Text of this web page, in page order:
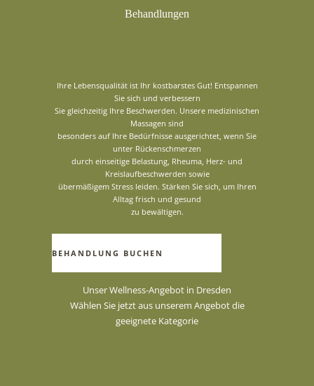
Behandlungen
Ihre Lebensqualität ist Ihr kostbarstes Gut! Entspannen
Sie sich und verbessern
Sie gleichzeitig Ihre Beschwerden. Unsere medizinischen
Massagen sind
besonders auf Ihre Bedürfnisse ausgerichtet, wenn Sie
unter Rückenschmerzen
durch einseitige Belastung, Rheuma, Herz- und
Kreislaufbeschwerden sowie
übermäßigem Stress leiden. Stärken Sie sich, um Ihren
Alltag frisch und gesund
zu bewältigen.
BEHANDLUNG BUCHEN
Unser Wellness-Angebot in Dresden
Wählen Sie jetzt aus unserem Angebot die
geeignete Kategorie